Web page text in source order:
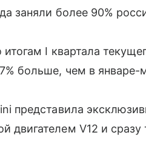
заняли более 90%
итогам I квартала
больше, чем в январе-
представила
двигателем V12 и